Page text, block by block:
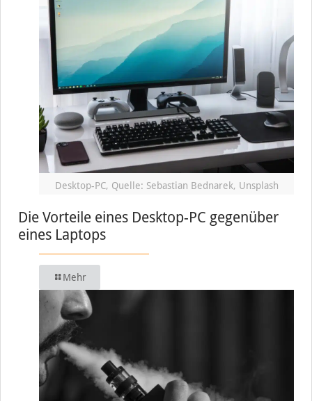
Desktop-PC, Quelle: Sebastian Bednarek, Unsplash
Die Vorteile eines Desktop-PC gegenüber
eines Laptops
Mehr